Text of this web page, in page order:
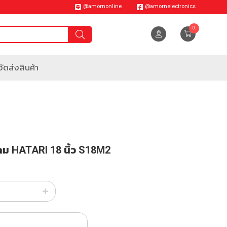
0
@amornonline @amornelectronics
ดส่งสินค้า
HATARI 18 นิ้ว S18M2